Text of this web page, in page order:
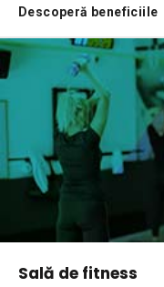
Descoperă beneficiile
Sală de fitness